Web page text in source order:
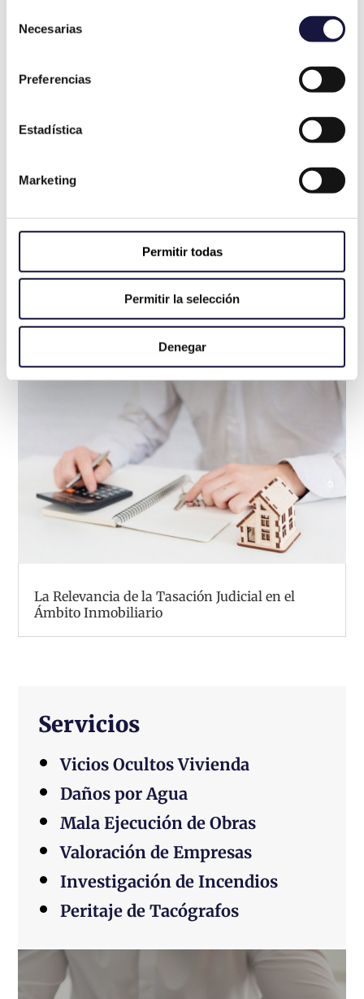
Necesarias
Preferencias
Estadística
Marketing
Permitir todas
Permitir la selección
Denegar
Informes Periciales para Comunidades de
Propietarios
La Relevancia de la Tasación Judicial en el
Ámbito Inmobiliario
Servicios
Vicios Ocultos Vivienda
Daños por Agua
Mala Ejecución de Obras
Valoración de Empresas
Investigación de Incendios
Peritaje de Tacógrafos